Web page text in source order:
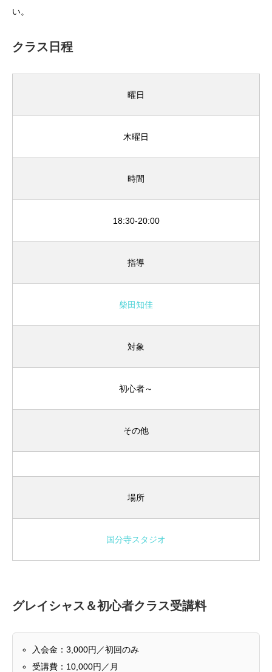
い。
クラス日程
曜日
木曜日
時間
18:30-20:00
指導
柴田知佳
対象
初心者～
その他
場所
国分寺スタジオ
グレイシャス＆初心者クラス受講料
入会金：3,000円／初回のみ
受講費：10,000円／月